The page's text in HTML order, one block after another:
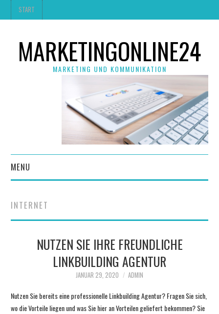
START
MARKETINGONLINE24
MARKETING UND KOMMUNIKATION
MENU
MARKETING
INTERNET
NUTZEN SIE IHRE FREUNDLICHE
LINKBUILDING AGENTUR
JANUAR 29, 2020 ADMIN
Nutzen Sie bereits eine professionelle Linkbuilding Agentur? Fragen Sie sich,
wo die Vorteile liegen und was Sie hier an Vorteilen geliefert bekommen? Sie